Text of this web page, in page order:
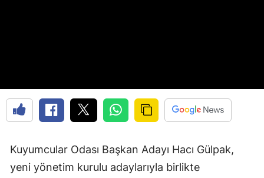
Kuyumcular Odası Başkan Adayı Hacı Gülpak,
yeni yönetim kurulu adaylarıyla birlikte